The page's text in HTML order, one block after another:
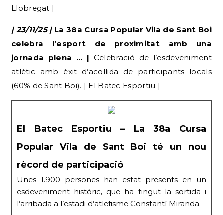
Llobregat |
| 23/11/25 |La 38a Cursa Popular Vila de Sant Boi
celebra l’esport de proximitat amb una
jornada plena … | Celebració de l’esdeveniment
atlètic amb èxit d’acollida de participants locals
(60% de Sant Boi). | El Batec Esportiu |
El Batec Esportiu – La 38a Cursa
Popular Vila de Sant Boi té un nou
rècord de participació
Unes 1.900 persones han estat presents en un
esdeveniment històric, que ha tingut la sortida i
l’arribada a l’estadi d’atletisme Constantí Miranda.